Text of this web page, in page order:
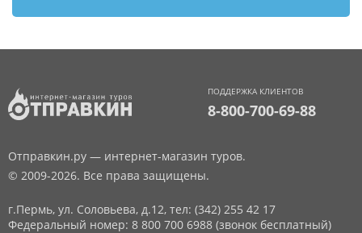
ПОДДЕРЖКА КЛИЕНТОВ
8-800-700-69-88
Отправкин.ру — интернет-магазин туров.
© 2009-2026. Все права защищены.
г.Пермь, ул. Соловьева, д.12, тел: (342) 255 42 17
Федеральный номер: 8 800 700 6988 (звонок бесплатный)